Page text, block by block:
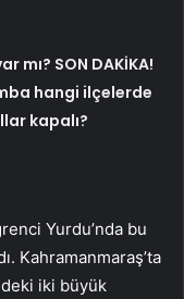
mı? SON DAKİKA!
hangi ilçelerde
kapalı?
Yurdu’nda bu
Kahramanmaraş’ta
iki büyük